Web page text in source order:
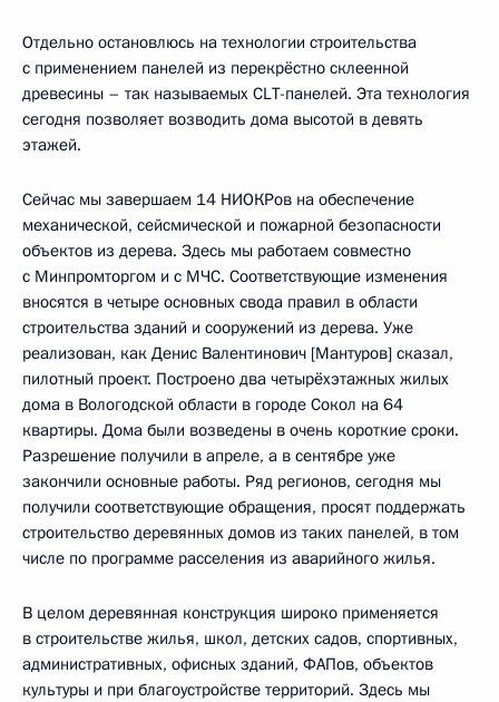
Отдельно остановлюсь на технологии строительства
с применением панелей из перекрёстно склеенной
древесины – так называемых CLT-панелей. Эта технология
сегодня позволяет возводить дома высотой в девять
этажей.
Сейчас мы завершаем 14 НИОКРов на обеспечение
механической, сейсмической и пожарной безопасности
объектов из дерева. Здесь мы работаем совместно
с Минпромторгом и с МЧС. Соответствующие изменения
вносятся в четыре основных свода правил в области
строительства зданий и сооружений из дерева. Уже
реализован, как Денис Валентинович [Мантуров] сказал,
пилотный проект. Построено два четырёхэтажных жилых
дома в Вологодской области в городе Сокол на 64
квартиры. Дома были возведены в очень короткие сроки.
Разрешение получили в апреле, а в сентябре уже
закончили основные работы. Ряд регионов, сегодня мы
получили соответствующие обращения, просят поддержать
строительство деревянных домов из таких панелей, в том
числе по программе расселения из аварийного жилья.
В целом деревянная конструкция широко применяется
в строительстве жилья, школ, детских садов, спортивных,
административных, офисных зданий, ФАПов, объектов
культуры и при благоустройстве территорий. Здесь мы